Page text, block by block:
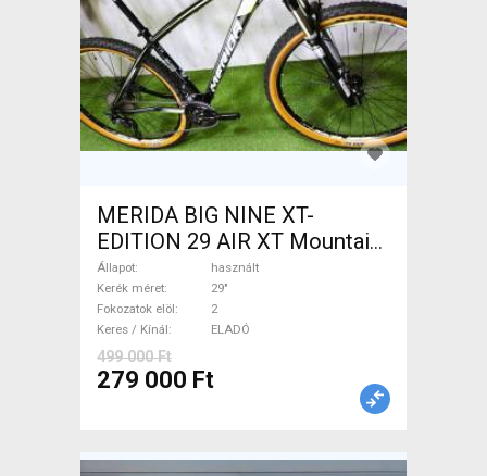
MERIDA BIG NINE XT-
EDITION 29 AIR XT Mountain
Bike 29" elöl teleszkópos
használt ELADÓ
Állapot
használt
Kerék méret
29"
Fokozatok elöl
2
Keres / Kínál
ELADÓ
499 000 Ft
279 000 Ft